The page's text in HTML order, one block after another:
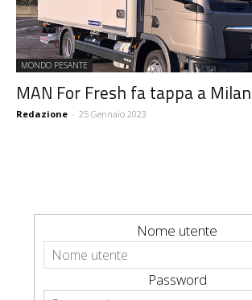
MONDO PESANTE
MAN For Fresh fa tappa a
Redazione - 25 Gennaio 2023
Nome utente
Password